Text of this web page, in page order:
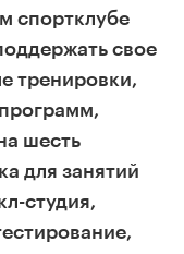
спортклубе
свое
тренировки,
шесть
для занятий
студия,